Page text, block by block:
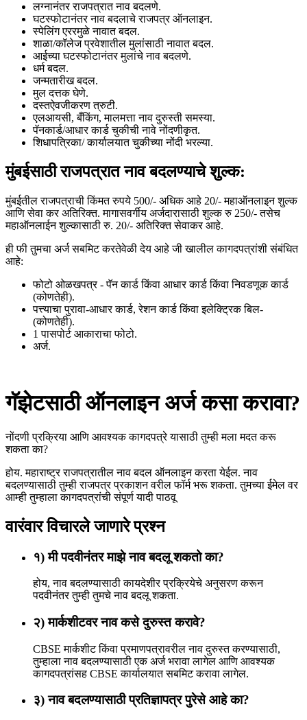
लग्नानंतर राजपत्रात नाव बदलणे.
घटस्फोटानंतर नाव बदलाचे राजपत्र ऑनलाइन.
स्पेलिंग एररमुळे नावात बदल.
शाळा/कॉलेज प्रवेशातील मुलांसाठी नावात बदल.
आईच्या घटस्फोटानंतर मुलांचे नाव बदलणे.
धर्म बदल.
जन्मतारीख बदल.
मुल दत्तक घेणे.
दस्तऐवजीकरण त्रुटी.
एलआयसी, बँकिंग, मालमत्ता नाव दुरुस्ती समस्या.
पॅनकार्ड/आधार कार्ड चुकीची नावे नोंदणीकृत.
शिधापत्रिका/ कार्यालयात चुकीच्या नोंदी भरल्या.
मुंबईसाठी राजपत्रात नाव बदलण्याचे शुल्क:
मुंबईतील राजपत्राची किंमत रुपये 500/- अधिक आहे 20/- महाऑनलाइन शुल्क
आणि सेवा कर अतिरिक्त. मागासवर्गीय अर्जदारासाठी शुल्क रु 250/- तसेच
महाऑनलाईन शुल्कासाठी रु. 20/- अतिरिक्त सेवाकर आहे.
ही फी तुमचा अर्ज सबमिट करतेवेळी देय आहे जी खालील कागदपत्रांशी संबंधित
आहे:
फोटो ओळखपत्र - पॅन कार्ड किंवा आधार कार्ड किंवा निवडणूक कार्ड
(कोणतेही).
पत्त्याचा पुरावा-आधार कार्ड, रेशन कार्ड किंवा इलेक्ट्रिक बिल-
(कोणतेही).
1 पासपोर्ट आकाराचा फोटो.
अर्ज.
गॅझेटसाठी ऑनलाइन अर्ज कसा करावा?
नोंदणी प्रक्रिया आणि आवश्यक कागदपत्रे यासाठी तुम्ही मला मदत करू
शकता का?
होय. महाराष्ट्र राजपत्रातील नाव बदल ऑनलाइन करता येईल. नाव
बदलण्यासाठी तुम्ही राजपत्र प्रकाशन वरील फॉर्म भरू शकता. तुमच्या ईमेल वर
आम्ही तुम्हाला कागदपत्रांची संपूर्ण यादी पाठवू
वारंवार विचारले जाणारे प्रश्न
१) मी पदवीनंतर माझे नाव बदलू शकतो का?
होय, नाव बदलण्यासाठी कायदेशीर प्रक्रियेचे अनुसरण करून
पदवीनंतर तुम्ही तुमचे नाव बदलू शकता.
२) मार्कशीटवर नाव कसे दुरुस्त करावे?
CBSE मार्कशीट किंवा प्रमाणपत्रावरील नाव दुरुस्त करण्यासाठी,
तुम्हाला नाव बदलण्यासाठी एक अर्ज भरावा लागेल आणि आवश्यक
कागदपत्रांसह CBSE कार्यालयात सबमिट करावा लागेल.
३) नाव बदलण्यासाठी प्रतिज्ञापत्र पुरेसे आहे का?